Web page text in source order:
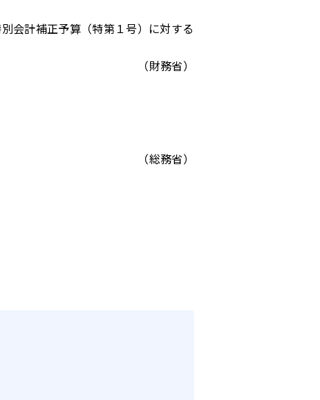
会計補正予算（特第１号）に対する
（財務省）
（総務省）